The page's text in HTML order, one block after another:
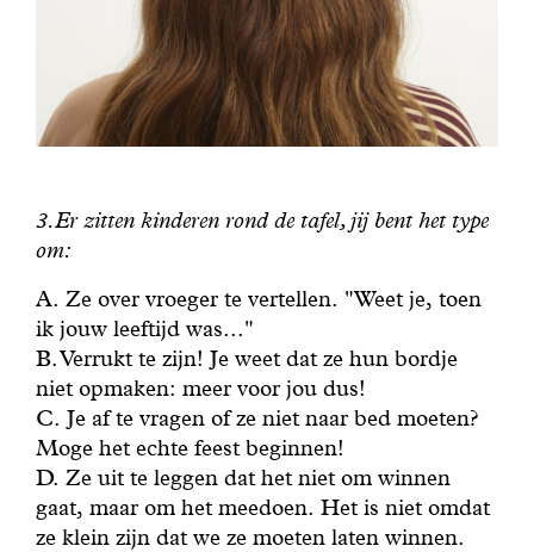
3.Er zitten kinderen rond de tafel, jij bent het type
om:
A. Ze over vroeger te vertellen. "Weet je, toen
ik jouw leeftijd was..."
B. Verrukt te zijn! Je weet dat ze hun bordje
niet opmaken: meer voor jou dus!
C. Je af te vragen of ze niet naar bed moeten?
Moge het echte feest beginnen!
D. Ze uit te leggen dat het niet om winnen
gaat, maar om het meedoen. Het is niet omdat
ze klein zijn dat we ze moeten laten winnen.